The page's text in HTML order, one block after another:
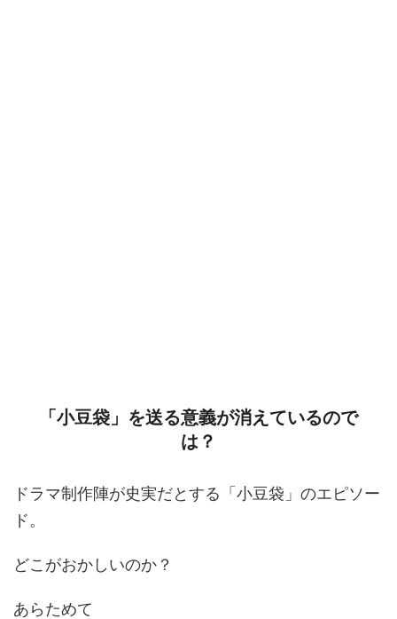
「小豆袋」を送る意義が消えているので
は？
ドラマ制作陣が史実だとする「小豆袋」のエピソー
ド。
どこがおかしいのか？
あらためて